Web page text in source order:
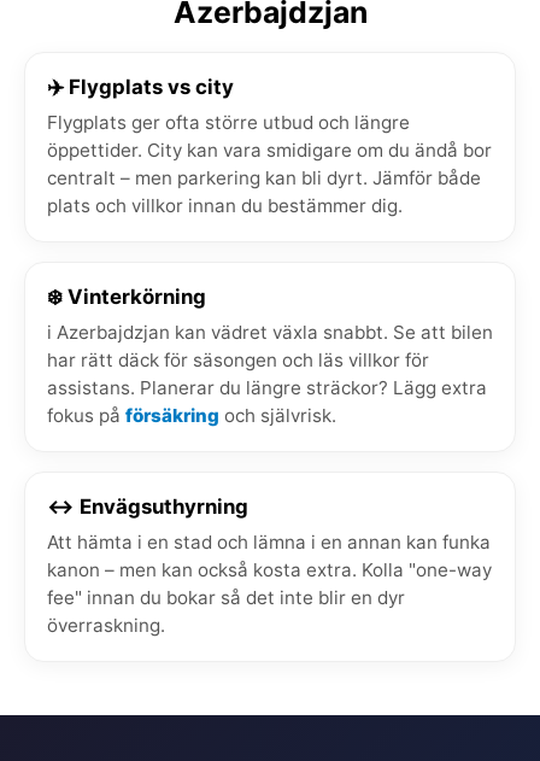
Azerbajdzjan
✈️ Flygplats vs city
Flygplats ger ofta större utbud och längre
öppettider. City kan vara smidigare om du ändå bor
centralt – men parkering kan bli dyrt. Jämför både
plats och villkor innan du bestämmer dig.
❄️ Vinterkörning
i Azerbajdzjan kan vädret växla snabbt. Se att bilen
har rätt däck för säsongen och läs villkor för
assistans. Planerar du längre sträckor? Lägg extra
fokus på försäkring och självrisk.
↔️ Envägsuthyrning
Att hämta i en stad och lämna i en annan kan funka
kanon – men kan också kosta extra. Kolla "one-way
fee" innan du bokar så det inte blir en dyr
överraskning.